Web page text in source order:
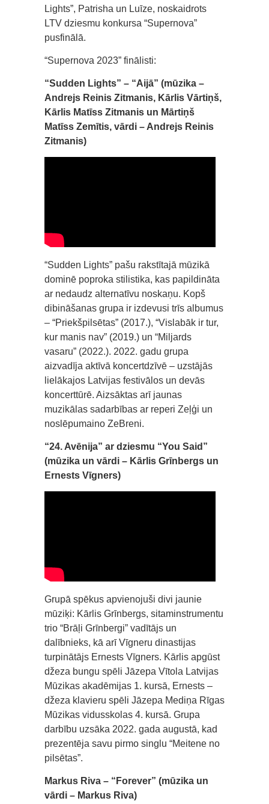
Lights”, Patrisha un Luīze, noskaidrots
LTV dziesmu konkursa “Supernova”
pusfinālā.
“Supernova 2023” finālisti:
“Sudden Lights” – “Aijā” (mūzika –
Andrejs Reinis Zitmanis, Kārlis Vārtiņš,
Kārlis Matīss Zitmanis un Mārtiņš
Matīss Zemītis, vārdi – Andrejs Reinis
Zitmanis)
“Sudden Lights” pašu rakstītajā mūzikā
dominē poproka stilistika, kas papildināta
ar nedaudz alternatīvu noskaņu. Kopš
dibināšanas grupa ir izdevusi trīs albumus
– “Priekšpilsētas” (2017.), “Vislabāk ir tur,
kur manis nav” (2019.) un “Miljards
vasaru” (2022.). 2022. gadu grupa
aizvadīja aktīvā koncertdzīvē – uzstājās
lielākajos Latvijas festivālos un devās
koncerttūrē. Aizsāktas arī jaunas
muzikālas sadarbības ar reperi Zeļģi un
noslēpumaino ZeBreni.
“24. Avēnija” ar dziesmu “You Said”
(mūzika un vārdi – Kārlis Grīnbergs un
Ernests Vīgners)
Grupā spēkus apvienojuši divi jaunie
mūziķi: Kārlis Grīnbergs, sitaminstrumentu
trio “Brāļi Grīnbergi” vadītājs un
dalībnieks, kā arī Vīgneru dinastijas
turpinātājs Ernests Vīgners. Kārlis apgūst
džeza bungu spēli Jāzepa Vītola Latvijas
Mūzikas akadēmijas 1. kursā, Ernests –
džeza klavieru spēli Jāzepa Mediņa Rīgas
Mūzikas vidusskolas 4. kursā. Grupa
darbību uzsāka 2022. gada augustā, kad
prezentēja savu pirmo singlu “Meitene no
pilsētas”.
Markus Riva – “Forever” (mūzika un
vārdi – Markus Riva)